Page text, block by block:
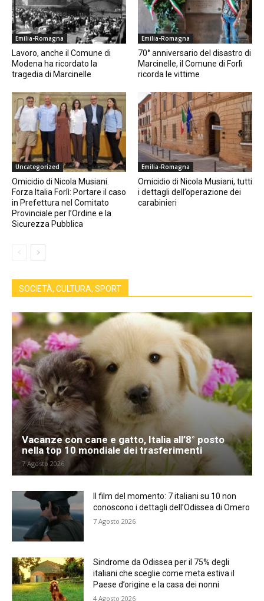
Emilia-Romagna
Lavoro, anche il Comune di
Modena ha ricordato la
tragedia di Marcinelle
Emilia-Romagna
70° anniversario del disastro di
Marcinelle, il Comune di Forlì
ricorda le vittime
Uncategorized
Omicidio di Nicola Musiani.
Forza Italia Forlì: Portare il caso
in Prefettura nel Comitato
Provinciale per l’Ordine e la
Sicurezza Pubblica
Emilia-Romagna
Omicidio di Nicola Musiani, tutti
i dettagli dell’operazione dei
carabinieri
SOCIETÀ, CULTURA, SPORT
Vacanze con cane e gatto, Italia all’8° posto
nella top 10 mondiale dei trasferimenti
7 Agosto 2026
Il film del momento: 7 italiani su 10 non
conoscono i dettagli dell’Odissea di Omero
7 Agosto 2026
Sindrome da Odissea per il 75% degli
italiani che sceglie come meta estiva il
Paese d’origine e la casa dei nonni
4 Agosto 2026